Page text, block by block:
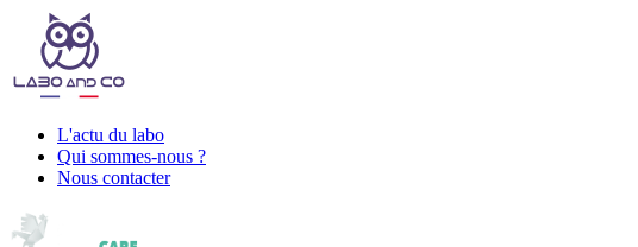
L'actu du labo
Qui sommes-nous ?
Nous contacter